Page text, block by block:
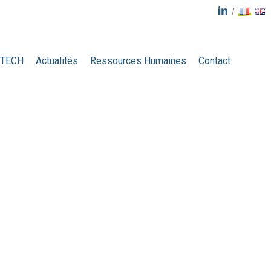
Actualités Ressources Humaines Contact